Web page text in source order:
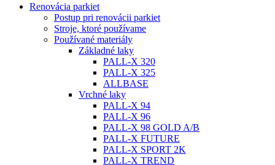
Renovácia parkiet
Postup pri renovácii parkiet
Stroje, ktoré používame
Používané materiály
Základné laky
PALL-X 320
PALL-X 325
ALLBASE
Vrchné laky
PALL-X 94
PALL-X 96
PALL-X 98 GOLD A/B
PALL-X FUTURE
PALL-X SPORT 2K
PALL-X TREND